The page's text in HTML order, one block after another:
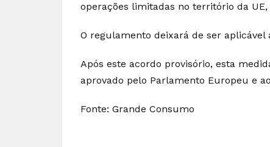
operações limitadas no território da
O regulamento deixará de ser aplicável
Após este acordo provisório, esta
aprovado pelo Parlamento Europeu e
Fonte: Grande Consumo